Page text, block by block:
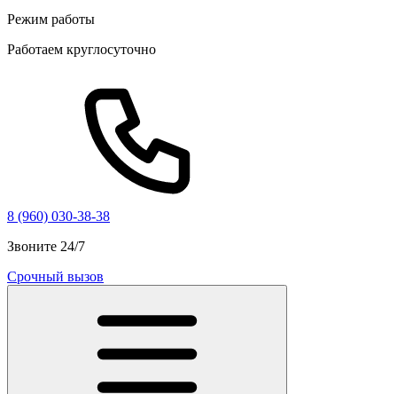
Режим работы
Работаем круглосуточно
8 (960) 030-38-38
Звоните 24/7
Срочный вызов